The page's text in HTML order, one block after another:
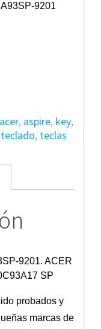
9201
acer, aspire, key,
teclado, teclas
9201. ACER
SP
probados y
marcas de